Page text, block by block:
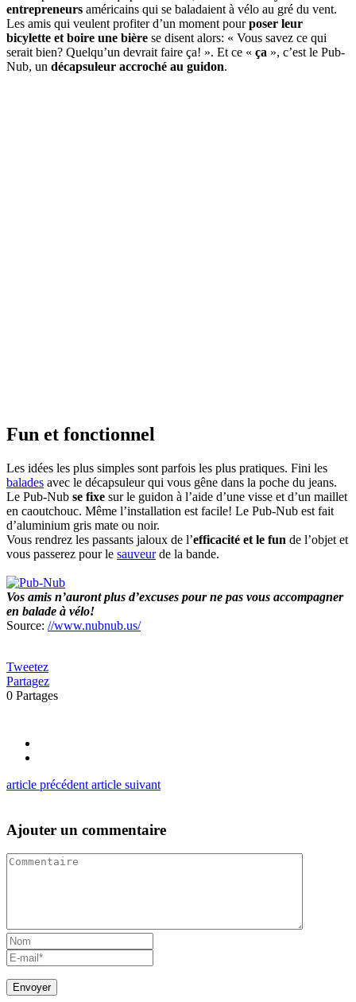
entrepreneurs américains qui se baladaient à vélo au gré du vent.
Les amis qui veulent profiter d’un moment pourposer leur
bicylette et boire une bière se disent alors: « Vous savez ce qui
serait bien? Quelqu’un devrait faire ça! ». Et ce « ça », c’est le Pub-
Nub, un décapsuleur accroché au guidon.
Fun et fonctionnel
Les idées les plus simples sont parfois les plus pratiques. Fini les
balades avec le décapsuleur qui vous gêne dans la poche du jeans.
Le Pub-Nub se fixe sur le guidon à l’aide d’une visse et d’un maillet
en caoutchouc. Même l’installation est facile! Le Pub-Nub est fait
d’aluminium gris mate ou noir.
Vous rendrez les passants jaloux de l’efficacité et le fun de l’objet et
vous passerez pour le sauveurde la bande.
Vos amis n’auront plus d’excuses pour ne pas vous accompagner
en balade à vélo!
Source: //www.nubnub.us/
Tweetez
Partagez
0 Partages
article précédent article suivant
Ajouter un commentaire